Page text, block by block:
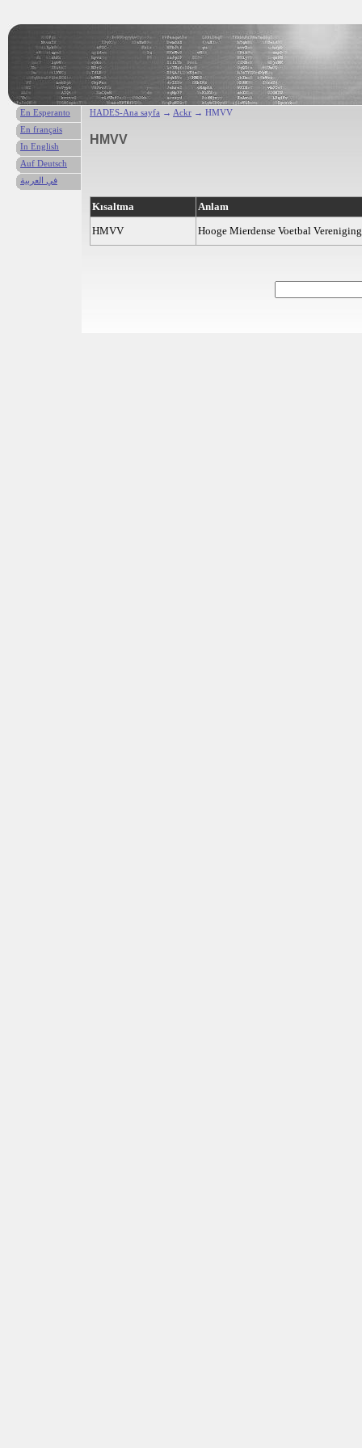
HADES-Ana sayfa → Ackr → HMVV
HMVV
Kısaltma
Anlam
HMVV
Hooge Mierdense Voetbal Vereniging
En Esperanto
En français
In English
Auf Deutsch
في العربية